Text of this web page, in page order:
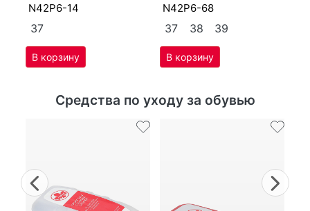
N42P6-14
37
N42P6-68
37 38 39
Средства по уходу за обувью
Previous